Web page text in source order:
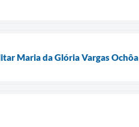
Maria da Glória Vargas Ochôa